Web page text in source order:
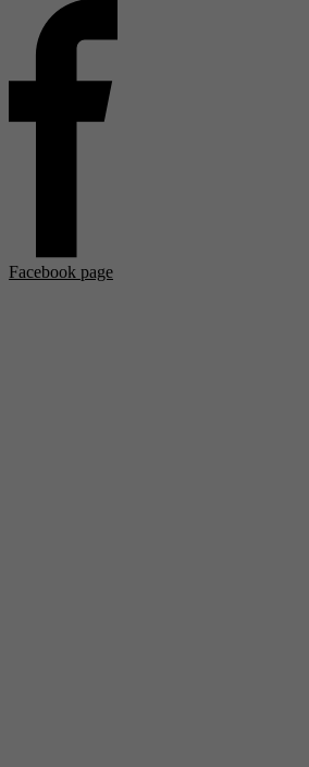
Facebook page